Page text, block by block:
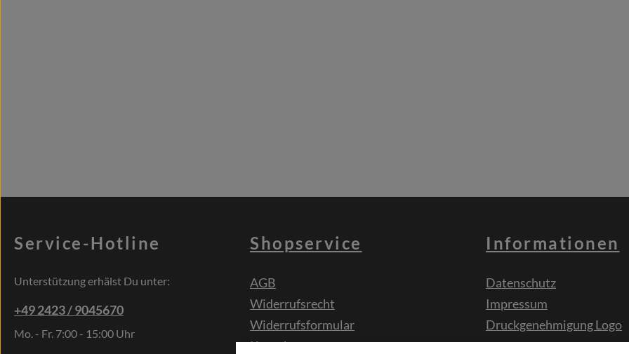
Service-Hotline
Unterstützung erhälst Du unter:
+49 2423 / 9045670
Mo. - Fr. 7:00 - 15:00 Uhr
Shopservice
AGB
Widerrufsrecht
Widerrufsformular
Kontakt
Informationen
Datenschutz
Impressum
Druckgenehmigung Logo